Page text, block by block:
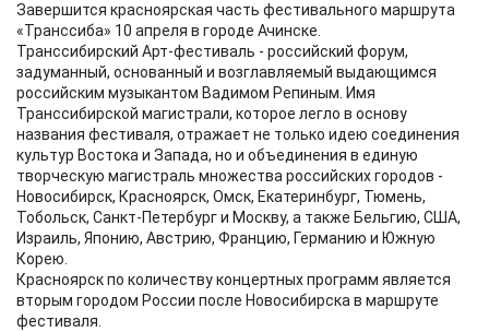
Завершится красноярская часть фестивального маршрута
«Транссиба» 10 апреля в городе Ачинске.
Транссибирский Арт-фестиваль - российский форум,
задуманный, основанный и возглавляемый выдающимся
российским музыкантом Вадимом Репиным. Имя
Транссибирской магистрали, которое легло в основу
названия фестиваля, отражает не только идею соединения
культур Востока и Запада, но и объединения в единую
творческую магистраль множества российских городов -
Новосибирск, Красноярск, Омск, Екатеринбург, Тюмень,
Тобольск, Санкт-Петербург и Москву, а также Бельгию, США,
Израиль, Японию, Австрию, Францию, Германию и Южную
Корею.
Красноярск по количеству концертных программ является
вторым городом России после Новосибирска в маршруте
фестиваля.